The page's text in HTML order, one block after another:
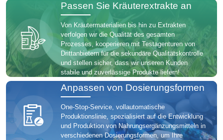
Passen Sie Kräuterextrakte an
Von Kräutermaterialien bis hin zu Extrakten
verfolgen wir die Qualität des gesamten
Prozesses, kooperieren mit Testagenturen von
Drittanbietern für die sekundäre Qualitätskontrolle
und stellen sicher, dass wir unseren Kunden
stabile und zuverlässige Produkte liefern!
Anpassen von Dosierungsformen
One-Stop-Service, vollautomatische
Produktionslinie, spezialisiert auf die Entwicklung
und Produktion von Nahrungsergänzungsmitteln in
verschiedenen Dosierungsformen, um Ihre